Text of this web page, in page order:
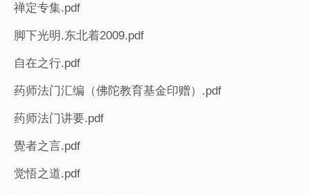
禅定专集.pdf
脚下光明.东北着2009.pdf
自在之行.pdf
药师法门汇编（佛陀教育基金印赠）.pdf
药师法门讲要.pdf
覺者之言.pdf
觉悟之道.pdf